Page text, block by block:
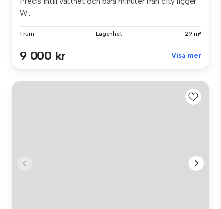
W...
1 rum Lägenhet 29 m²
9 000 kr Visa mer